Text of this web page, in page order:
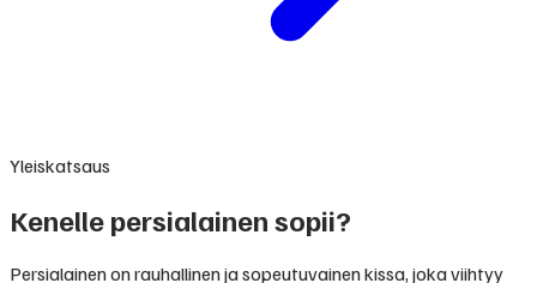
Yleiskatsaus
Kenelle persialainen sopii?
Persialainen on rauhallinen ja sopeutuvainen kissa, joka viihtyy